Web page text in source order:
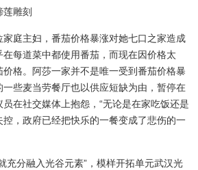
雕刻
家庭主妇，番茄价格暴涨对她七口之家造成
每道菜中都使用番茄，而现在因价格太
格。阿莎一家并不是唯一受到番茄价格暴
些麦当劳餐厅也以供应短缺为由，暂停在
在社交媒体上抱怨，“无论是在家吃饭还是
，政府已经把快乐的一餐变成了悲伤的一
充分融入光谷元素”，模样开拓单元武汉光